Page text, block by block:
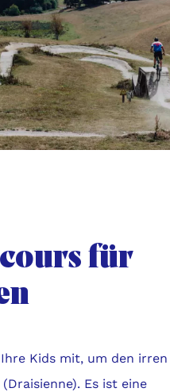
für
Kids mit, um den irren
Es ist eine